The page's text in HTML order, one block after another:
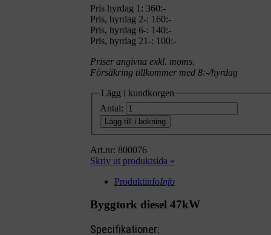
Pris hyrdag 1: 360:-
Pris, hyrdag 2-: 160:-
Pris, hyrdag 6-: 140:-
Pris, hyrdag 21-: 100:-
Priser angivna exkl. moms.
Försäkring tillkommer med 8:-/hyrdag
Lägg i kundkorgen
Antal:
Lägg till i bokning
Art.nr: 800076
Skriv ut produktsida »
ProduktinfoInfo
Byggtork diesel 47kW
Specifikationer: